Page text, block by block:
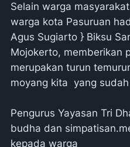
Selain warga
warga kota Pasuruan
Agus Sugiarto } Biksu
Mojokerto, memberikan
merupakan turun
moyang kita yang
Pengurus Yayasan Tri
budha dan
kepada warga